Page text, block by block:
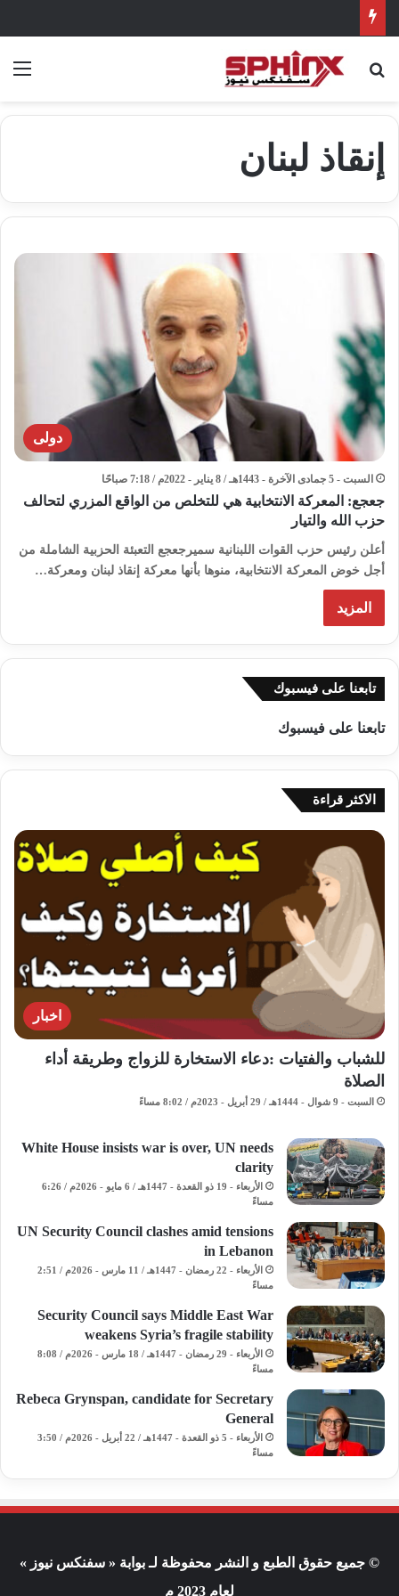
بحث عن
إنقاذ لبنان
دولى
السبت - 5 جمادى الآخرة - 1443هـ / 8 يناير - 2022م / 7:18 صباحًا
جعجع: المعركة الانتخابية هي للتخلص من الواقع المزري لتحالف
حزب الله والتيار
أعلن رئيس حزب القوات اللبنانية سميرجعجع التعبئة الحزبية الشاملة من
أجل خوض المعركة الانتخابية، منوها بأنها معركة إنقاذ لبنان ومعركة…
المزيد
تابعنا على فيسبوك
تابعنا على فيسبوك
الاكثر قراءة
اخبار
للشباب والفتيات :دعاء الاستخارة للزواج وطريقة أداء
الصلاة
السبت - 9 شوال - 1444هـ / 29 أبريل - 2023م / 8:02 مساءً
White House insists war is over, UN needs
clarity
الأربعاء - 19 ذو القعدة - 1447هـ / 6 مايو - 2026م / 6:26
مساءً
UN Security Council clashes amid tensions
in Lebanon
الأربعاء - 22 رمضان - 1447هـ / 11 مارس - 2026م / 2:51
مساءً
Security Council says Middle East War
weakens Syria’s fragile stability
الأربعاء - 29 رمضان - 1447هـ / 18 مارس - 2026م / 8:08
مساءً
Rebeca Grynspan, candidate for Secretary
General
الأربعاء - 5 ذو القعدة - 1447هـ / 22 أبريل - 2026م / 3:50
مساءً
© جميع حقوق الطبع و النشر محفوظة لـ بوابة « سفنكس نيوز »
لعام 2023 م